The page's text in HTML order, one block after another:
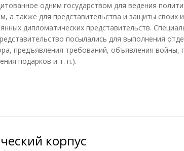
одним государством для ведения
а также для представительства и защиты своих
дипломатических представительств.
посылались для выполнения
предъявления требований, объявления войны,
подарков и т. п.).
корпус